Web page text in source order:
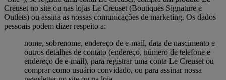
Creuset no site ou nas lojas Le Creuset (Boutiques Signature e
Outlets) ou assina as nossas comunicações de marketing. Os dados
pessoais podem dizer respeito a:
nome, sobrenome, endereço de e-mail, data de nascimento e
outros detalhes de contato (endereço, número de telefone e
endereço de e-mail), para registrar uma conta Le Creuset ou
comprar como usuário convidado, ou para assinar nossa